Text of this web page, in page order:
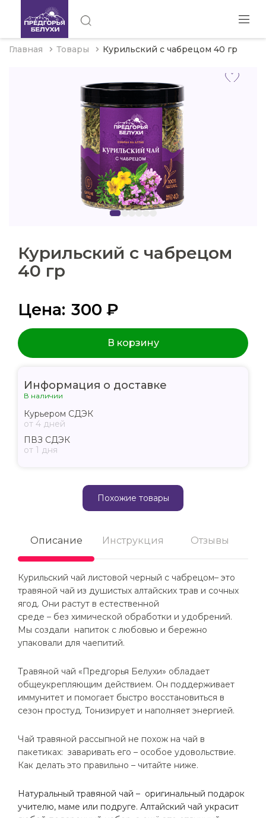
Курильский с чабрецом
40 гр
Цена: 300 ₽
В корзину
Описание Инструкция Отзывы
Курильский чай листовой черный с чабрецом– это
травяной чай из душистых алтайских трав и сочных
ягод. Они растут в естественной
среде – без химической обработки и удобрений.
Мы создали напиток с любовью и бережно
упаковали для чаепитий.
Травяной чай «Предгорья Белухи» обладает
общеукрепляющим действием. Он поддерживает
иммунитет и помогает быстро восстановиться в
сезон простуд. Тонизирует и наполняет энергией.
Чай травяной рассыпной не похож на чай в
пакетиках: заваривать его – особое удовольствие.
Как делать это правильно – читайте ниже.
Натуральный травяной чай – оригинальный подарок
учителю, маме или подруге. Алтайский чай украсит
Информация о доставке
В наличии
Курьером СДЭК
от 4 дней
ПВЗ СДЭК
от 1 дня
Похожие товары
Главная Товары Курильский с чабрецом 40 гр